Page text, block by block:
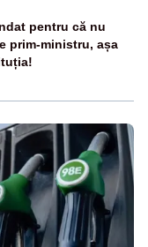
pentru că nu
prim-ministru, așa